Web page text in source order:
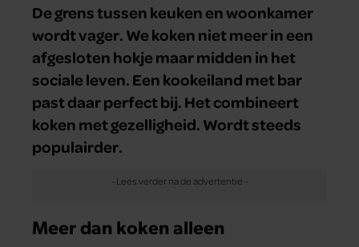
De grens tussen keuken en woonkamer
wordt vager. We koken niet meer in een
afgesloten hokje maar midden in het
sociale leven. Een kookeiland met bar
past daar perfect bij. Het combineert
koken met gezelligheid. Wordt steeds
populairder.
Meer dan koken alleen